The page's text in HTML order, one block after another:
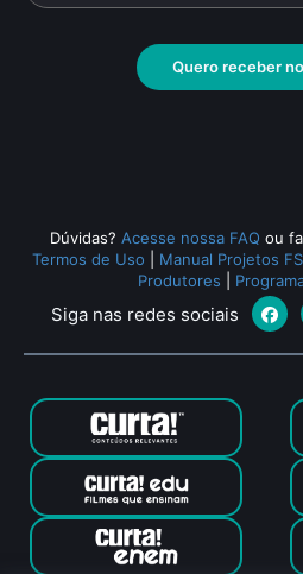
Vladimir
Documentário• De
Quero receber
Dúvidas? Acesse nossa FAQ ou
Termos de Uso
Manual Projetos
Produtores
Siga nas redes sociais